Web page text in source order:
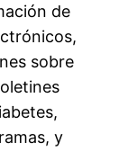
de
sobre
y